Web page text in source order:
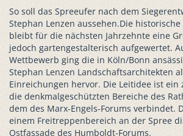
So soll das Spreeufer nach dem
Stephan Lenzen aussehen.Die
bleibt für die nächsten Jahrzehnte eine
jedoch gartengestalterisch aufgewertet.
Wettbewerb ging die in Köln/Bonn
Stephan Lenzen Landschaftsarchitekten
Einreichungen hervor. Die Leitidee ist ein
die denkmalgeschützten Bereiche des
dem des Marx-Engels-Forums verbindet.
einem Freitreppenbereich an der Spree
Ostfassade des Humboldt-Forums.